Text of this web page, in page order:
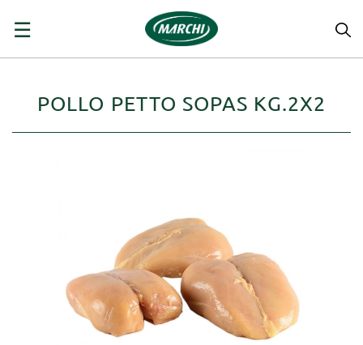
navigazione
☰
POLLO PETTO SOPAS KG.2X2